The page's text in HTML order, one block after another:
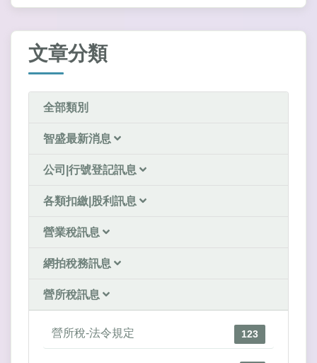
文章分類
全部類別
智盛最新消息
公司|行號登記訊息
各類扣繳|股利訊息
營業稅訊息
網拍稅務訊息
營所稅訊息
營所稅-法令規定 123